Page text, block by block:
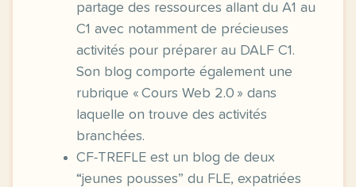
partage des ressources allant du A1 au
C1 avec notamment de précieuses
activités pour préparer au DALF C1.
Son blog comporte également une
rubrique « Cours Web 2.0 » dans
laquelle on trouve des activités
branchées.
CF-TREFLE est un blog de deux
“jeunes pousses” du FLE, expatriées